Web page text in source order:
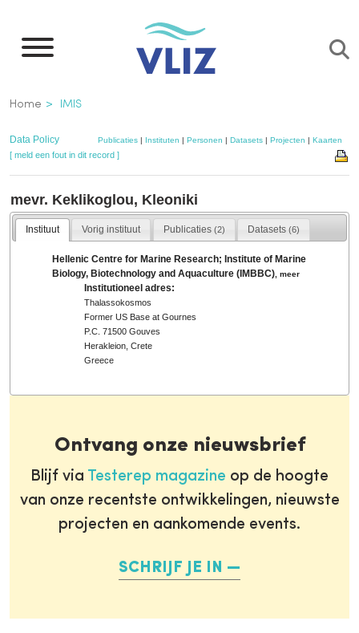
naar
inhoud
gaan
Kruimelpad
Home IMIS
Data Policy Publicaties| Instituten | Personen | Datasets| Projecten | Kaarten
[ meld een fout in dit record ]
mevr. Keklikoglou, Kleoniki
Instituut Vorig instituut Publicaties (2) Datasets (6)
Hellenic Centre for Marine Research; Institute of Marine
Biology, Biotechnology and Aquaculture (IMBBC) ,meer
Institutioneel adres:
Thalassokosmos
Former US Base at Gournes
P.C. 71500 Gouves
Herakleion, Crete
Greece
Ontvang onze nieuwsbrief
Blijf via Testerep magazine op de hoogte
van onze recentste ontwikkelingen, nieuwste
projecten en aankomende events.
SCHRIJF JE IN